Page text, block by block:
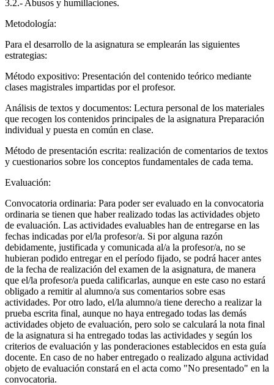
3.2.- Abusos y humillaciones.
Metodología:
Para el desarrollo de la asignatura se emplearán las siguientes
estrategias:
Método expositivo: Presentación del contenido teórico mediante
clases magistrales impartidas por el profesor.
Análisis de textos y documentos: Lectura personal de los materiales
que recogen los contenidos principales de la asignatura Preparación
individual y puesta en común en clase.
Método de presentación escrita: realización de comentarios de textos
y cuestionarios sobre los conceptos fundamentales de cada tema.
Evaluación:
Convocatoria ordinaria: Para poder ser evaluado en la convocatoria
ordinaria se tienen que haber realizado todas las actividades objeto
de evaluación. Las actividades evaluables han de entregarse en las
fechas indicadas por el/la profesor/a. Si por alguna razón
debidamente, justificada y comunicada al/a la profesor/a, no se
hubieran podido entregar en el período fijado, se podrá hacer antes
de la fecha de realización del examen de la asignatura, de manera
que el/la profesor/a pueda calificarlas, aunque en este caso no estará
obligado a remitir al alumno/a sus comentarios sobre esas
actividades. Por otro lado, el/la alumno/a tiene derecho a realizar la
prueba escrita final, aunque no haya entregado todas las demás
actividades objeto de evaluación, pero solo se calculará la nota final
de la asignatura si ha entregado todas las actividades y según los
criterios de evaluación y las ponderaciones establecidos en esta guía
docente. En caso de no haber entregado o realizado alguna actividad
objeto de evaluación constará en el acta como "No presentado" en la
convocatoria.